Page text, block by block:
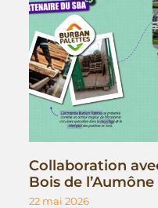
Collaboration
Bois de l’Aumône
22 mai 2026